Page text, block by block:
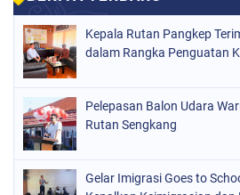
Kepala Rutan Pangkep
dalam Rangka Penguatan
Pelepasan Balon Udara
Rutan Sengkang
Gelar Imigrasi Goes to